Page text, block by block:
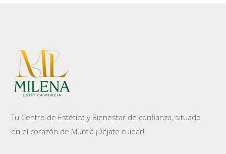
Tu Centro de Estética y Bienestar de confianza, situado
en el corazón de Murcia ¡Déjate cuidar!